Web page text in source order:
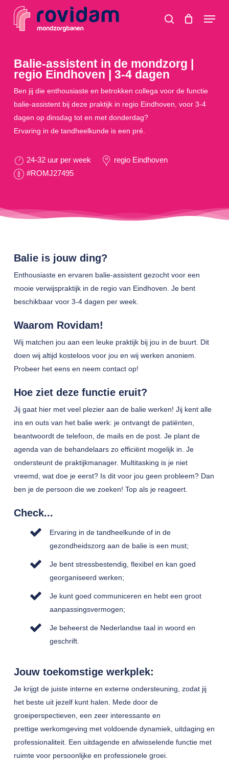
search
Menu
Balie-assistent in de mondzorg |
regio Eindhoven | 3-4 dagen
Ben jij die enthousiaste en betrokken collega voor de functie
balie-assistent bij deze praktijk in regio Eindhoven, voor 3-4
dagen op dinsdag tot en met donderdag?
Ervaring in de tandheelkunde is een pré.
24-32 uur per week
regio Eindhoven
#ROMJ27495
Balie is jouw ding?
Enthousiaste en ervaren balie-assistent gezocht voor een
mooie verwijspraktijk in de regio van Eindhoven. Je bent
beschikbaar voor 3-4 dagen per week.
Waarom Rovidam!
Wij matchen jou aan een leuke praktijk bij jou in de buurt. Dit
doen wij altijd kosteloos voor jou en wij werken anoniem.
Probeer het eens en neem contact op!
Hoe ziet deze functie eruit?
Jij gaat hier met veel plezier aan de balie werken! Jij kent alle
ins en outs van het balie werk: je ontvangt de patiënten,
beantwoordt de telefoon, de mails en de post. Je plant de
agenda van de behandelaars zo efficiënt mogelijk in. Je
ondersteunt de praktijkmanager. Multitasking is je niet
vreemd, wat doe je eerst? Is dit voor jou geen probleem? Dan
ben je de persoon die we zoeken! Top als je reageert.
Check...
Ervaring in de tandheelkunde of in de
gezondheidszorg aan de balie is een must;
Je bent stressbestendig, flexibel en kan goed
georganiseerd werken;
Je kunt goed communiceren en hebt een groot
aanpassingsvermogen;
Je beheerst de Nederlandse taal in woord en
geschrift.
Jouw toekomstige werkplek:
Je krijgt de juiste interne en externe ondersteuning, zodat jij
het beste uit jezelf kunt halen. Mede door de
groeiperspectieven, een zeer interessante en
prettige werkomgeving met voldoende dynamiek, uitdaging en
professionaliteit. Een uitdagende en afwisselende functie met
ruimte voor persoonlijke en professionele groei.